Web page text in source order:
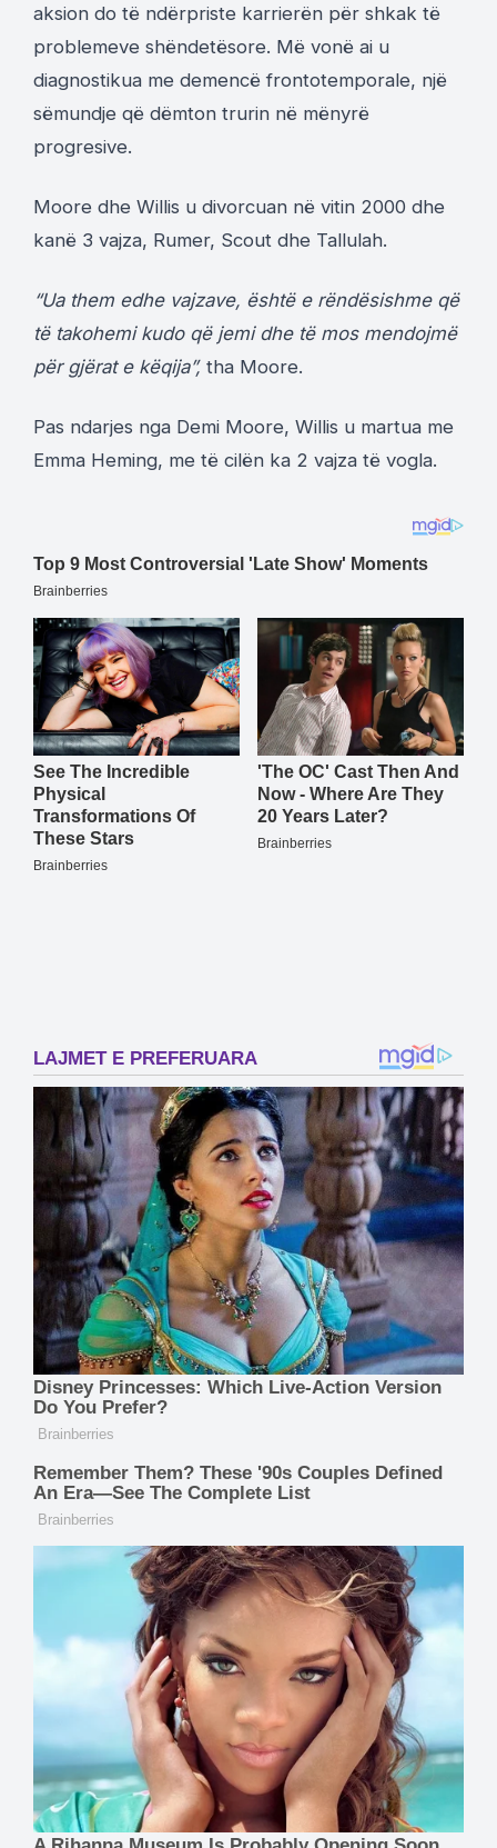
aksion do të ndërpriste karrierën për shkak të
problemeve shëndetësore. Më vonë ai u
diagnostikua me demencë frontotemporale, një
sëmundje që dëmton trurin në mënyrë
progresive.
Moore dhe Willis u divorcuan në vitin 2000 dhe
kanë 3 vajza, Rumer, Scout dhe Tallulah.
“Ua them edhe vajzave, është e rëndësishme që
të takohemi kudo që jemi dhe të mos mendojmë
për gjërat e këqija”, tha Moore.
Pas ndarjes nga Demi Moore, Willis u martua me
Emma Heming, me të cilën ka 2 vajza të vogla.